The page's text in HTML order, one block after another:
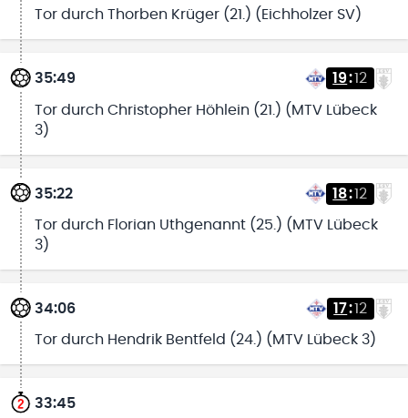
Tor durch Thorben Krüger (21.) (Eichholzer SV)
35:49 19:12
Tor durch Christopher Höhlein (21.) (MTV Lübeck
3)
35:22 18:12
Tor durch Florian Uthgenannt (25.) (MTV Lübeck
3)
34:06 17:12
Tor durch Hendrik Bentfeld (24.) (MTV Lübeck 3)
33:45